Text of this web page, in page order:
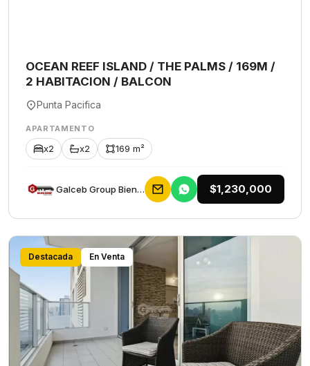
OCEAN REEF ISLAND / THE PALMS / 169M /
2 HABITACION / BALCON
Punta Pacifica
APARTAMENTO
x2 x2 169 m²
Galceb Group Bienes Raices $1,230,000
Destacada En Venta